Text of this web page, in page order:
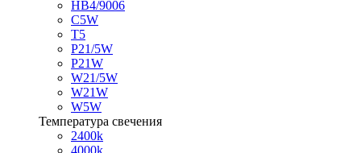
HB4/9006
C5W
T5
P21/5W
P21W
W21/5W
W21W
W5W
Температура свечения
2400k
4000k